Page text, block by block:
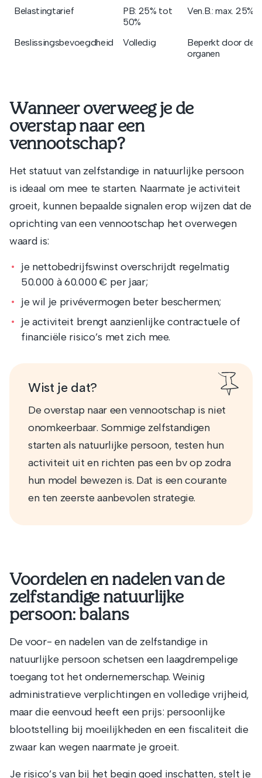
Belastingtarief
PB: 25% tot
50%
Ven.B.: max. 25%
Beslissingsbevoegdheid Volledig
Beperkt door de
organen
Wanneer overweeg je de
overstap naar een
vennootschap?
Het statuut van zelfstandige in natuurlijke persoon
is ideaal om mee te starten. Naarmate je activiteit
groeit, kunnen bepaalde signalen erop wijzen dat de
oprichting van een vennootschap het overwegen
waard is:
je nettobedrijfswinst overschrijdt regelmatig
50.000 à 60.000 € per jaar;
je wil je privévermogen beter beschermen;
je activiteit brengt aanzienlijke contractuele of
financiële risico’s met zich mee.
Wist je dat?
De overstap naar een vennootschap is niet
onomkeerbaar. Sommige zelfstandigen
starten als natuurlijke persoon, testen hun
activiteit uit en richten pas een bv op zodra
hun model bewezen is. Dat is een courante
en ten zeerste aanbevolen strategie.
Voordelen en nadelen van de
zelfstandige natuurlijke
persoon: balans
De voor- en nadelen van de zelfstandige in
natuurlijke persoon schetsen een laagdrempelige
toegang tot het ondernemerschap. Weinig
administratieve verplichtingen en volledige vrijheid,
maar die eenvoud heeft een prijs: persoonlijke
blootstelling bij moeilijkheden en een fiscaliteit die
zwaar kan wegen naarmate je groeit.
Je risico’s van bij het begin goed inschatten, stelt je